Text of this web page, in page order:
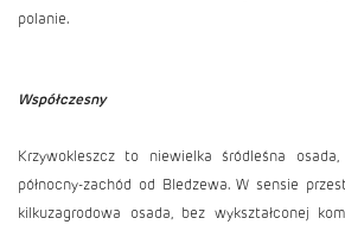
polanie.
Współczesny
Krzywokleszcz to niewielka śródleśna
północny-zachód od Bledzewa. W sensie
kilkuzagrodowa osada, bez wykształconej